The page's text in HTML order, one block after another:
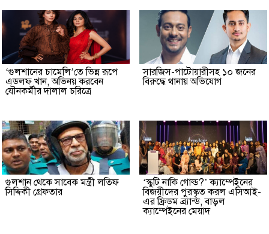
‘গুলশানের চামেলি’তে ভিন্ন রূপে
এডলফ খান, অভিনয় করবেন
যৌনকর্মীর দালাল চরিত্রে
সারজিস-পাটোয়ারীসহ ১০ জনের
বিরুদ্ধে থানায় অভিযোগ
গুলশান থেকে সাবেক মন্ত্রী লতিফ
সিদ্দিকী গ্রেফতার
‘স্কুটি নাকি গোল্ড?’ ক্যাম্পেইনের
বিজয়ীদের পুরস্কৃত করল এসিআই-
এর ফ্রিডম ব্র্যান্ড, বাড়ল
ক্যাম্পেইনের মেয়াদ